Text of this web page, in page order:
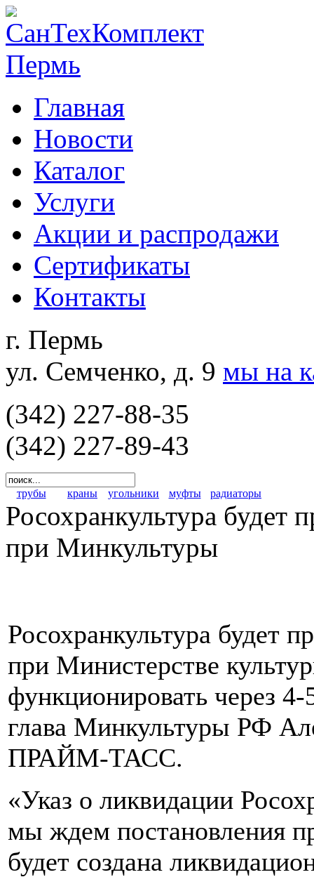
Главная
Новости
Каталог
Услуги
Акции и распродажи
Сертификаты
Контакты
г. Пермь
ул. Семченко, д. 9 мы на
(342) 227-88-35
(342) 227-89-43
трубы краны угольники муфты радиаторы
Росохранкультура будет
при Минкультуры
Росохранкультура будет
при Министерстве
функционировать через
глава Минкультуры РФ
ПРАЙМ-ТАСС.
«Указ о ликвидации
мы ждем постановления
будет создана